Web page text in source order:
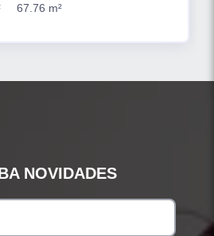
67.76 m²
NOVIDADES